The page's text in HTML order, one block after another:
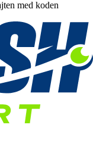
med koden